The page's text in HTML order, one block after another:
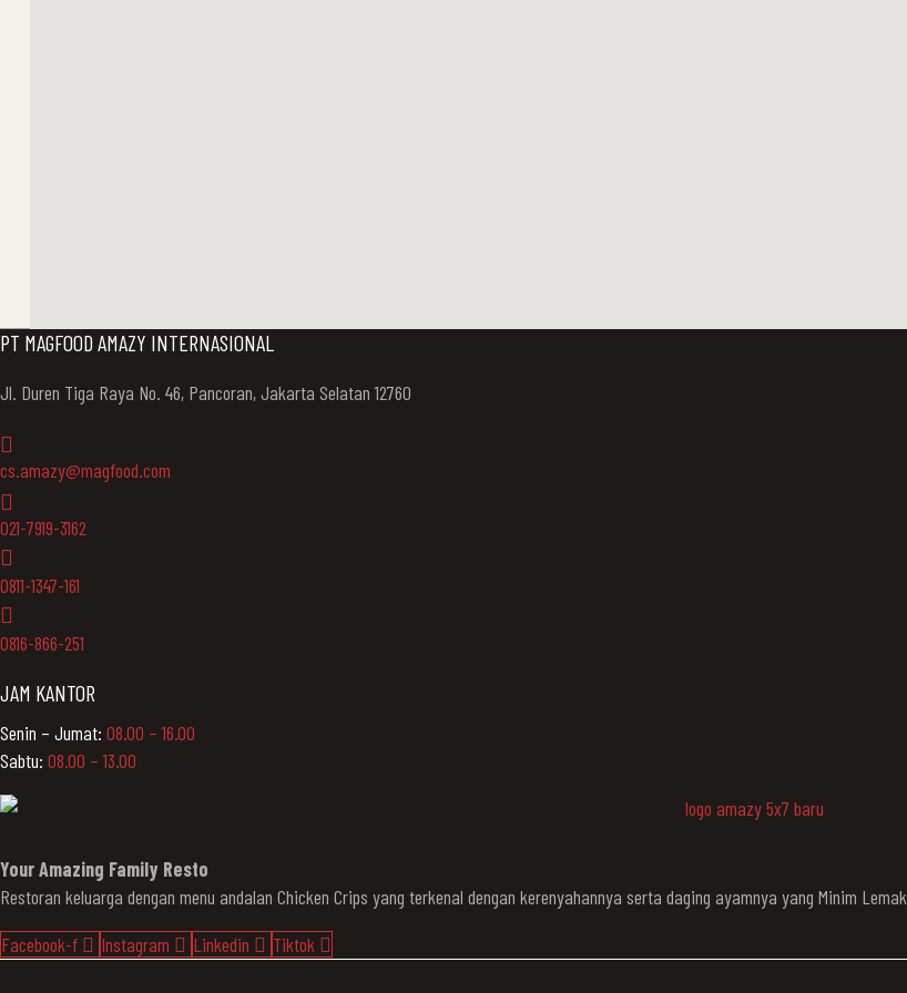
PT MAGFOOD AMAZY INTERNASIONAL
Jl. Duren Tiga Raya No. 46, Pancoran, Jakarta Selatan 12760
cs.amazy@magfood.com
021-7919-3162
0811-1347-161
0816-866-251
JAM KANTOR
Senin – Jumat: 08.00 – 16.00
Sabtu: 08.00 – 13.00
Your Amazing Family Resto
Restoran keluarga dengan menu andalan Chicken Crips yang terkenal dengan kerenyahannya serta daging ayamnya yang Minim Lemak
Facebook-f
Instagram Linkedin Tiktok